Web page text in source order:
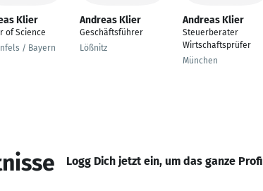
Klier
of Science
/ Bayern
Andreas Klier
Geschäftsführer
Lößnitz
Andreas Klier
Steuerberater
Wirtschaftsprüfer
München
Logg Dich jetzt ein, um das ganze